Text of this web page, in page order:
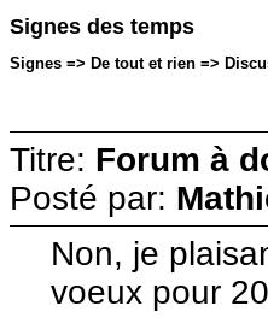
Signes des temps
Signes => De tout et rien =>
Titre: Forum à
Posté par:
Non, je
voeux pour